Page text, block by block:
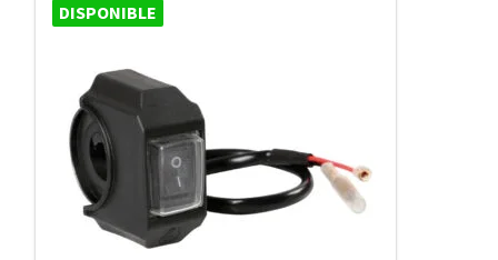
DISPONIBLE